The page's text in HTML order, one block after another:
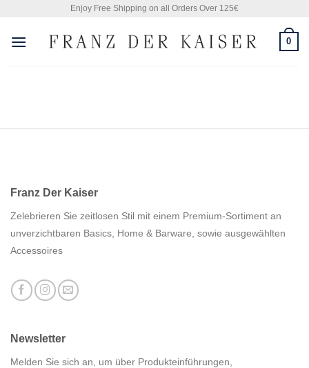
content
Enjoy Free Shipping on all Orders Over 125€
0
Franz Der Kaiser
Zelebrieren Sie zeitlosen Stil mit einem Premium-Sortiment an
unverzichtbaren Basics, Home & Barware, sowie ausgewählten
Accessoires
Newsletter
Melden Sie sich an, um über Produkteinführungen,